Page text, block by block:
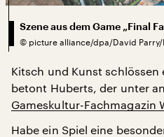
Szene aus dem Game „Final
© picture alliance/dpa/David Parry/
Kitsch und Kunst
betont Huberts, der unter
Gameskultur-Fachmagazin
Habe ein Spiel eine